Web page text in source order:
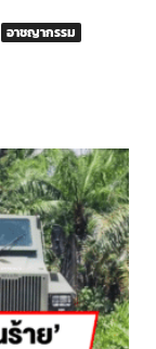
อาชญากรรม